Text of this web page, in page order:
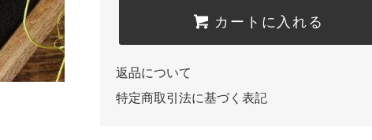
カートに入れる
返品について
特定商取引法に基づく表記